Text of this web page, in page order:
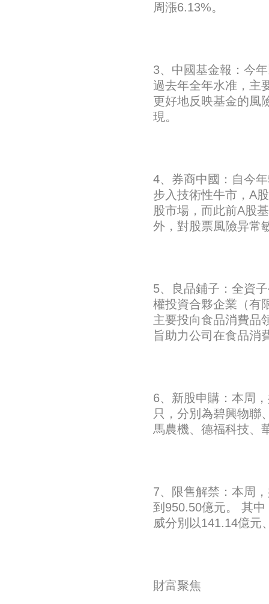
周漲6.13%。
3、中國基金報：今
過去年全年水准，主
更好地反映基金的風
現。
4、券商中國：自今
步入技術性牛市，A
股市場，而此前A股
外，對股票風險异常
5、良品鋪子：全資
權投資合夥企業（有
主要投向食品消費品
旨助力公司在食品消
6、新股申購：本周
只，分別為碧興物聯
馬農機、德福科技、
7、限售解禁：本周
到950.50億元。 其
威分別以141.14億元
財富聚焦